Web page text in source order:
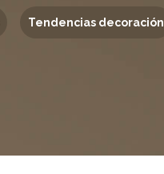
Tendencias decoración